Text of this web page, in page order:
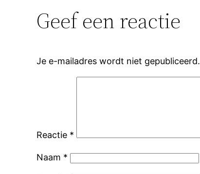
Geef een reactie
Je e-mailadres wordt niet gepubliceerd.
Reactie *
Naam *